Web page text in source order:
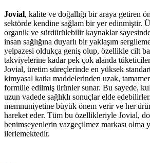
Jovial, kalite ve doğallığı bir araya getiren
sektörde kendine sağlam bir yer edinmiştir.
organik ve sürdürülebilir kaynaklar
insan sağlığına duyarlı bir yaklaşım
yelpazesi oldukça geniş olup, özellikle cilt
takviyelerine kadar pek çok alanda
Jovial, üretim süreçlerinde en yüksek
kimyasal katkı maddelerinden uzak,
formüle edilmiş ürünler sunar. Bu sayede,
uzun vadede sağlıklı sonuçlar elde
memnuniyetine büyük önem verir ve her
hareket eder. Tüm bu özellikleriyle Jovial,
benimseyenlerin vazgeçilmez markası olma
ilerlemektedir.